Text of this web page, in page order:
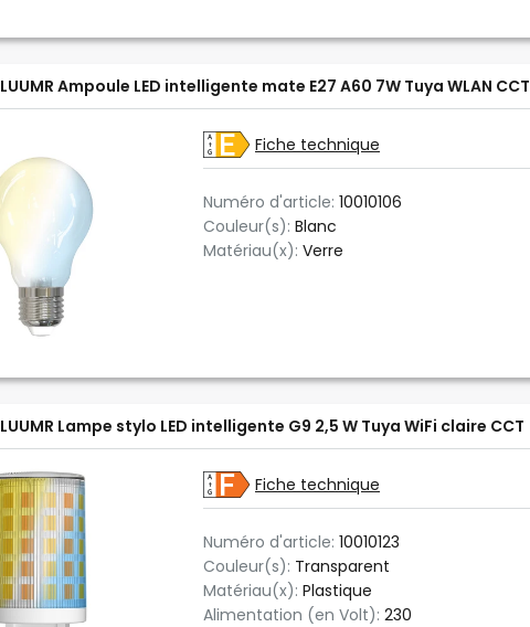
LUUMR Ampoule LED intelligente mate E27 A60 7W Tuya WLAN CCT
Fiche technique
Numéro d'article: 10010106
Couleur(s): Blanc
Matériau(x): Verre
LUUMR Lampe stylo LED intelligente G9 2,5 W Tuya WiFi claire CCT
Fiche technique
Numéro d'article: 10010123
Couleur(s): Transparent
Matériau(x): Plastique
Alimentation (en Volt): 230